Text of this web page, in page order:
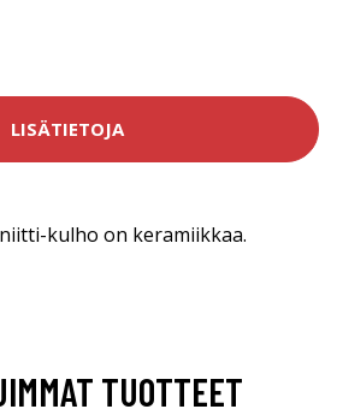
LISÄTIETOJA
kulho on keramiikkaa.
TUOTTEET